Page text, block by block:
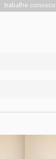
trabalhe conosco